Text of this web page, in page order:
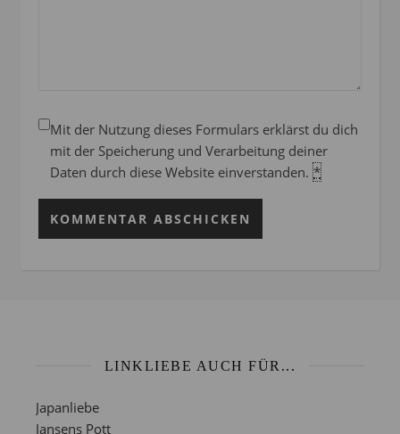
Mit der Nutzung dieses Formulars erklärst du dich
mit der Speicherung und Verarbeitung deiner
Daten durch diese Website einverstanden. *
LINKLIEBE AUCH FÜR...
Japanliebe
Jansens Pott